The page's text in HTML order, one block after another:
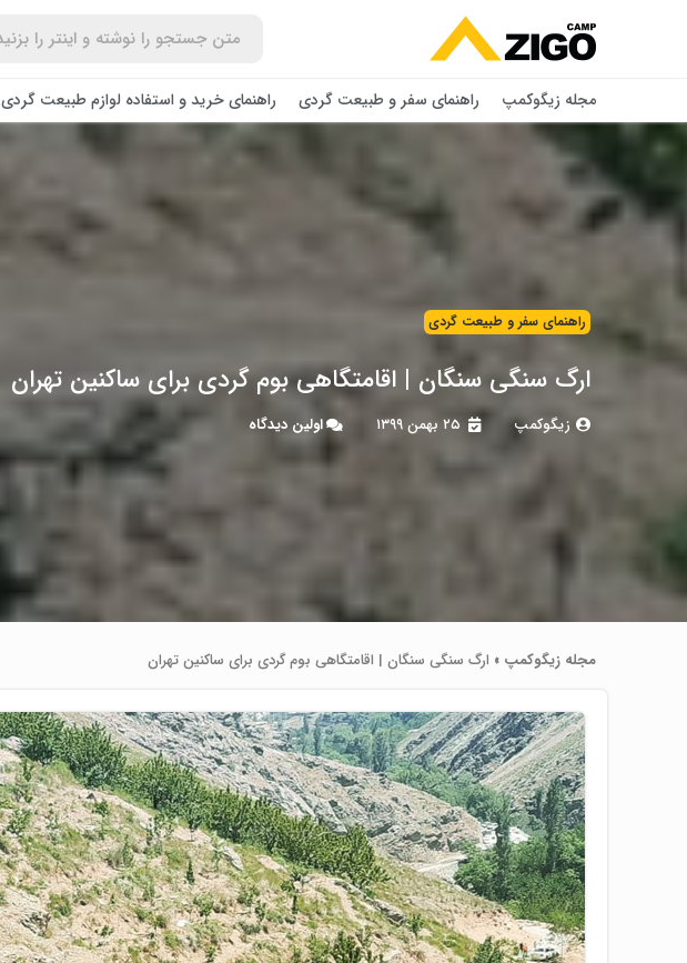
مجله زیگوکمپ راهنمای سفر و طبیعت گردی راهنمای خرید و استفاده لوازم طبیعت ‌گردی
راهنمای سفر و طبیعت گردی
ارگ سنگی سنگان | اقامتگاهی بوم گردی برای ساکنین تهران
زیگوکمپ ۲۵ بهمن ۱۳۹۹ اولین دیدگاه
مجله زیگوکمپ » ارگ سنگی سنگان | اقامتگاهی بوم گردی برای ساکنین تهران